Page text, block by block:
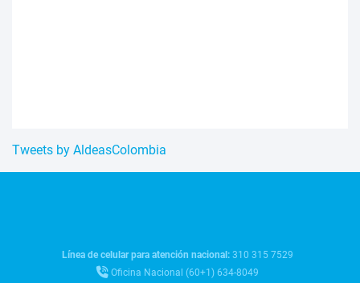
Tweets by AldeasColombia
Línea de celular para atención nacional:310 315 7529
Oficina Nacional (60+1) 634-8049